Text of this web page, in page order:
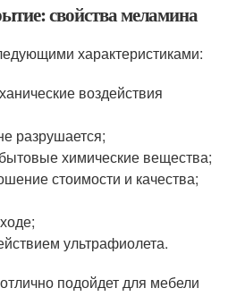
свойства меламина
характеристиками:
воздействия
разрушается;
химические вещества;
стоимости и качества;
ультрафиолета.
подойдет для мебели